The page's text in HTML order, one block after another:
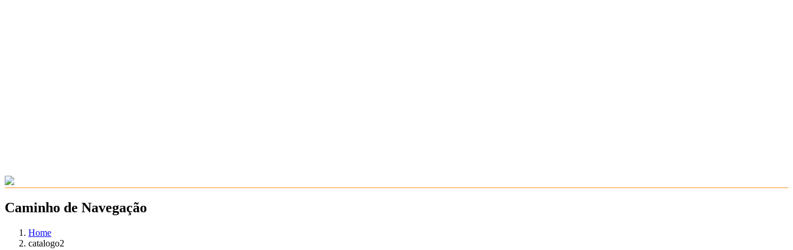
Caminho de Navegação
Home
catalogo2